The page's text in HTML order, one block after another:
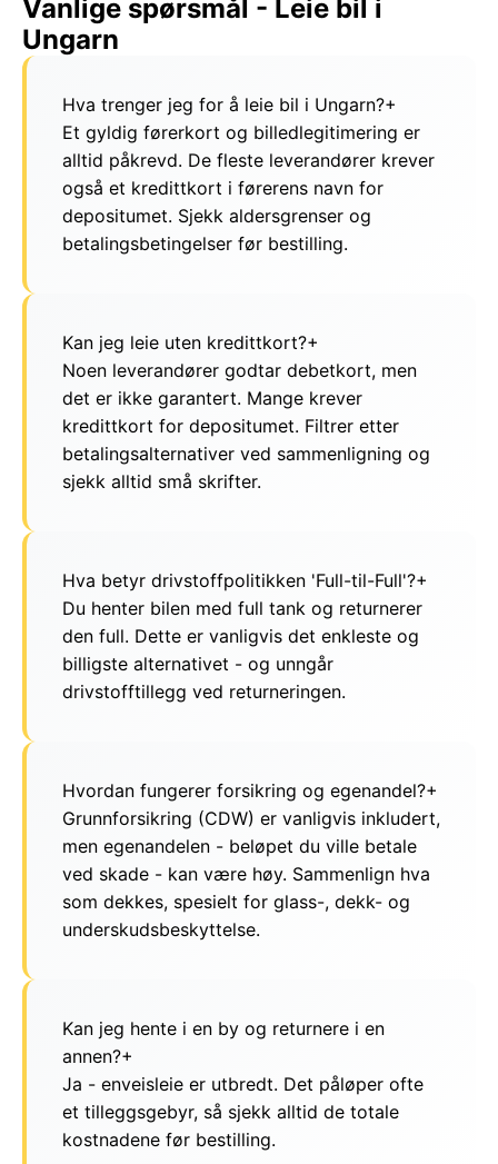
Vanlige spørsmål - Leie bil i
Ungarn
Hva trenger jeg for å leie bil i Ungarn?+
Et gyldig førerkort og billedlegitimering er
alltid påkrevd. De fleste leverandører krever
også et kredittkort i førerens navn for
depositumet. Sjekk aldersgrenser og
betalingsbetingelser før bestilling.
Kan jeg leie uten kredittkort?+
Noen leverandører godtar debetkort, men
det er ikke garantert. Mange krever
kredittkort for depositumet. Filtrer etter
betalingsalternativer ved sammenligning og
sjekk alltid små skrifter.
Hva betyr drivstoffpolitikken 'Full-til-Full'?+
Du henter bilen med full tank og returnerer
den full. Dette er vanligvis det enkleste og
billigste alternativet - og unngår
drivstofftillegg ved returneringen.
Hvordan fungerer forsikring og egenandel?+
Grunnforsikring (CDW) er vanligvis inkludert,
men egenandelen - beløpet du ville betale
ved skade - kan være høy. Sammenlign hva
som dekkes, spesielt for glass-, dekk- og
underskudsbeskyttelse.
Kan jeg hente i en by og returnere i en
annen?+
Ja - enveisleie er utbredt. Det påløper ofte
et tilleggsgebyr, så sjekk alltid de totale
kostnadene før bestilling.